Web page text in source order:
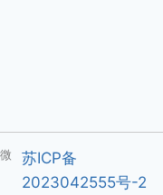
苏ICP备
2023042555号-2